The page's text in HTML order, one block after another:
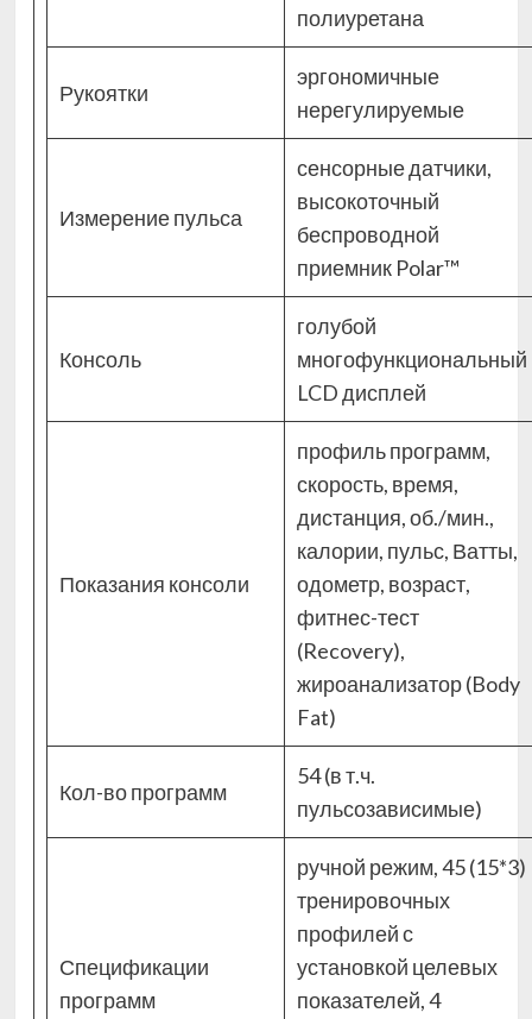
полиуретана
Рукоятки
эргономичные
нерегулируемые
Измерение пульса
сенсорные датчики,
высокоточный
беспроводной
приемник Polar™
Консоль
голубой
многофункциональный
LCD дисплей
Показания консоли
профиль программ,
скорость, время,
дистанция, об./мин.,
калории, пульс, Ватты,
одометр, возраст,
фитнес-тест
(Recovery),
жироанализатор (Body
Fat)
Кол-во программ
54 (в т.ч.
пульсозависимые)
Спецификации
программ
ручной режим, 45 (15*3)
тренировочных
профилей с
установкой целевых
показателей, 4